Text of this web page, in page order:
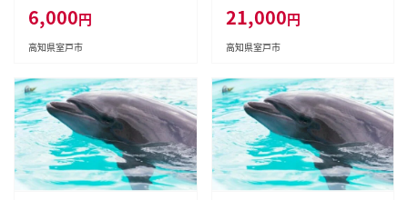
6,000円
高知県室戸市
21,000円
高知県室戸市